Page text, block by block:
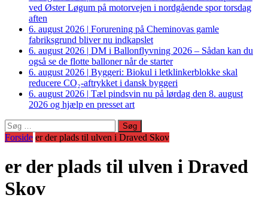
ved Øster Løgum på motorvejen i nordgående spor torsdag
aften
6. august 2026 | Forurening på Cheminovas gamle
fabriksgrund bliver nu indkapslet
6. august 2026 | DM i Ballonflyvning 2026 – Sådan kan du
også se de flotte balloner når de starter
6. august 2026 | Byggeri: Biokul i letklinkerblokke skal
reducere CO₂-aftrykket i dansk byggeri
6. august 2026 | Tæl pindsvin nu på lørdag den 8. august
2026 og hjælp en presset art
Søg
efter:
Forside er der plads til ulven i Draved Skov
er der plads til ulven i Draved
Skov